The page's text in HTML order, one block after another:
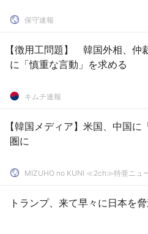
保守速報
【徴用工問題】 韓国外相、
に「慎重な言動」を求める
キムチ速報
【韓国メディア】米国、中国
圏に
MIZUHO no KUNI ≪2ch≫特亜ニュ
トランプ、来て早々に日本を脅